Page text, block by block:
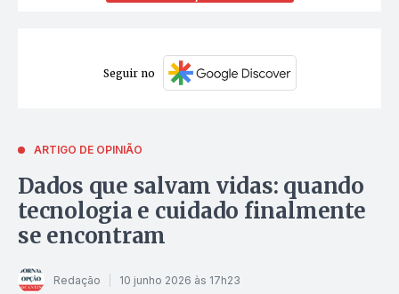
Seguir no
ARTIGO DE OPINIÃO
Dados que salvam vidas: quando
tecnologia e cuidado finalmente
se encontram
Redação 10 junho 2026 às 17h23